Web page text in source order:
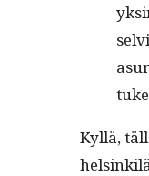
Kyl­lä,